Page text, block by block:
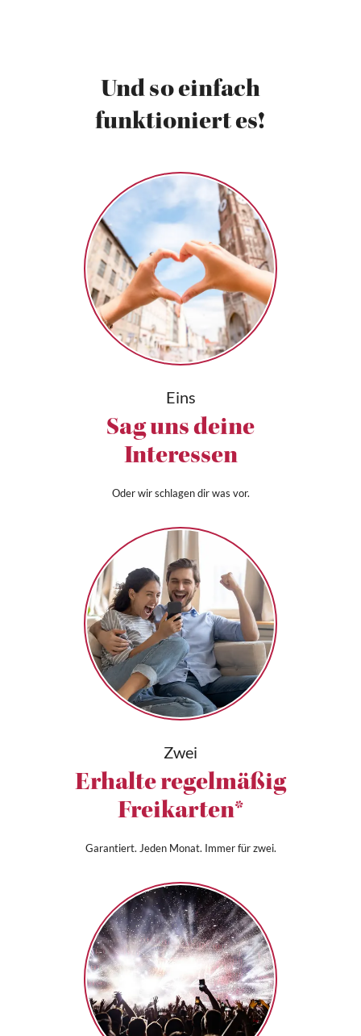
Und so einfach
funktioniert es!
Eins
Sag uns deine
Interessen
Oder wir schlagen dir was vor.
Zwei
Erhalte regelmäßig
Freikarten*
Garantiert. Jeden Monat. Immer für zwei.